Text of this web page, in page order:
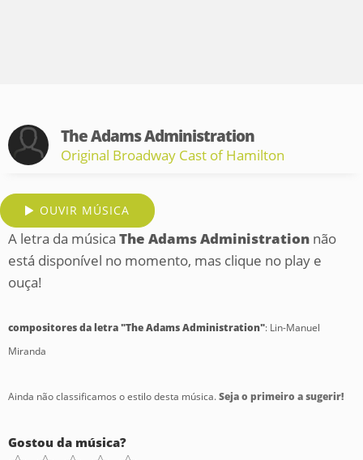
The Adams Administration
Original Broadway Cast of Hamilton
OUVIR MÚSICA
A letra da música The Adams Administration não
está disponível no momento, mas clique no play e
ouça!
compositores da letra "The Adams Administration": Lin-Manuel
Miranda
Ainda não classificamos o estilo desta música.Seja o primeiro a sugerir!
Gostou da música?